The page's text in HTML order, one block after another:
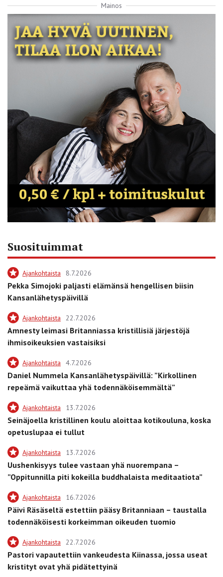
Mainos
Suosituimmat
Ajankohtaista 8.7.2026
Pekka Simojoki paljasti elämänsä hengellisen biisin
Kansanlähetyspäivillä
Ajankohtaista 22.7.2026
Amnesty leimasi Britanniassa kristillisiä järjestöjä
ihmisoikeuksien vastaisiksi
Ajankohtaista 4.7.2026
Daniel Nummela Kansanlähetyspäivillä: ”Kirkollinen
repeämä vaikuttaa yhä todennäköisemmältä”
Ajankohtaista 13.7.2026
Seinäjoella kristillinen koulu aloittaa kotikouluna, koska
opetuslupaa ei tullut
Ajankohtaista 13.7.2026
Uushenkisyys tulee vastaan yhä nuorempana –
”Oppitunnilla piti kokeilla buddhalaista meditaatiota”
Ajankohtaista 16.7.2026
Päivi Räsäseltä estettiin pääsy Britanniaan – taustalla
todennäköisesti korkeimman oikeuden tuomio
Ajankohtaista 22.7.2026
Pastori vapautettiin vankeudesta Kiinassa, jossa useat
kristityt ovat yhä pidätettyinä